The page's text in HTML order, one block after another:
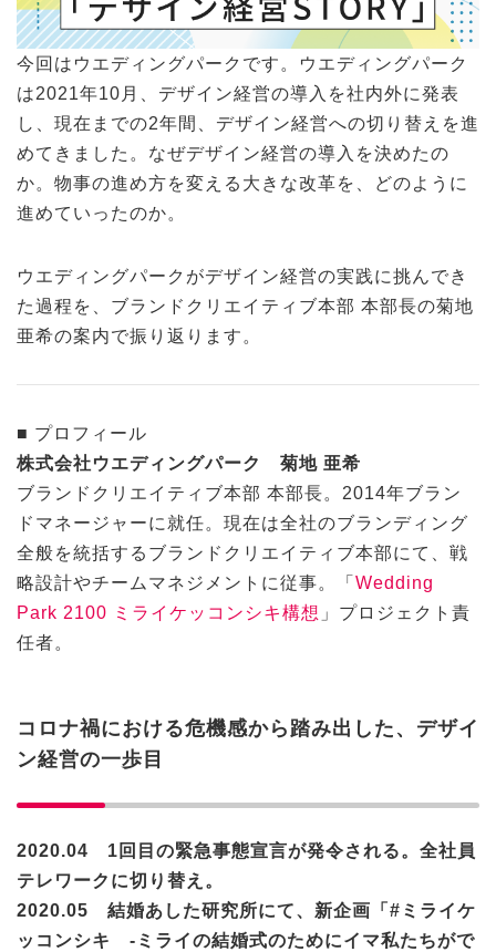
今回はウエディングパークです。ウエディングパーク
は2021年10月、デザイン経営の導入を社内外に発表
し、現在までの2年間、デザイン経営への切り替えを進
めてきました。なぜデザイン経営の導入を決めたの
か。物事の進め方を変える大きな改革を、どのように
進めていったのか。
ウエディングパークがデザイン経営の実践に挑んでき
た過程を、ブランドクリエイティブ本部 本部長の菊地
亜希の案内で振り返ります。
■ プロフィール
株式会社ウエディングパーク 菊地 亜希
ブランドクリエイティブ本部 本部長。2014年ブラン
ドマネージャーに就任。現在は全社のブランディング
全般を統括するブランドクリエイティブ本部にて、戦
略設計やチームマネジメントに従事。「 Wedding
Park 2100 ミライケッコンシキ構想 」プロジェクト責
任者。
コロナ禍における危機感から踏み出した、デザイ
ン経営の一歩目
2020.04 1回目の緊急事態宣言が発令される。全社員
テレワークに切り替え。
2020.05 結婚あした研究所にて、新企画「#ミライケ
ッコンシキ -ミライの結婚式のためにイマ私たちがで